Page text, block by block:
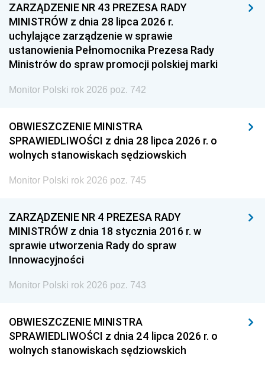
ZARZĄDZENIE NR 43 PREZESA RADY
MINISTRÓW z dnia 28 lipca 2026 r.
uchylające zarządzenie w sprawie
ustanowienia Pełnomocnika Prezesa Rady
Ministrów do spraw promocji polskiej marki
Monitor Polski rok 2026 poz. 742
OBWIESZCZENIE MINISTRA
SPRAWIEDLIWOŚCI z dnia 28 lipca 2026 r. o
wolnych stanowiskach sędziowskich
Monitor Polski rok 2026 poz. 745
ZARZĄDZENIE NR 4 PREZESA RADY
MINISTRÓW z dnia 18 stycznia 2016 r. w
sprawie utworzenia Rady do spraw
Innowacyjności
Monitor Polski rok 2026 poz. 743
OBWIESZCZENIE MINISTRA
SPRAWIEDLIWOŚCI z dnia 24 lipca 2026 r. o
wolnych stanowiskach sędziowskich